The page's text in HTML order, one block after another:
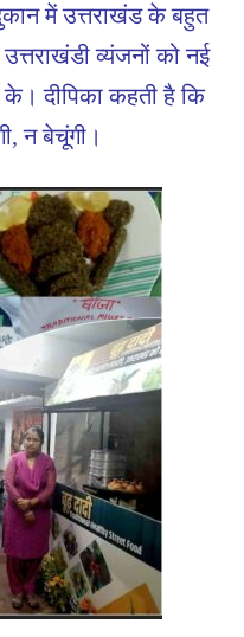
में उत्तराखंड के बहुत
व्यंजनों को नई
दीपिका कहती है कि
न बेचूंगी।